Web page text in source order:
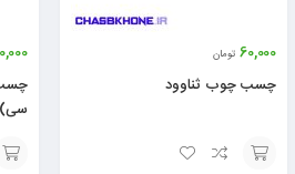
60,000 تومان
چسب چوب ثناوود
سی)